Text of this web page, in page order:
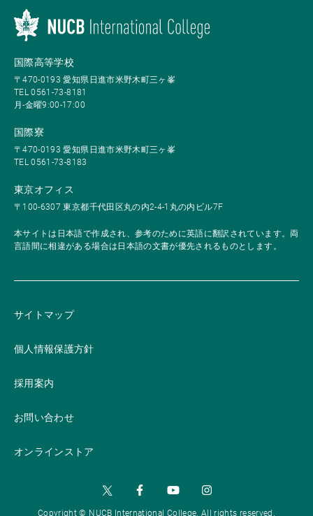
国際高等学校
〒470-0193 愛知県日進市米野木町三ヶ峯
TEL 0561-73-8181
月-金曜9:00-17:00
国際寮
〒470-0193 愛知県日進市米野木町三ヶ峯
TEL 0561-73-8183
東京オフィス
〒100-6307 東京都千代田区丸の内2-4-1丸の内ビル7F
本サイトは日本語で作成され、参考のために英語に翻訳されています。両
言語間に相違がある場合は日本語の文書が優先されるものとします。
サイトマップ
個人情報保護方針
採用案内
お問い合わせ
オンラインストア
Copyright © NUCB International College. All rights reserved.